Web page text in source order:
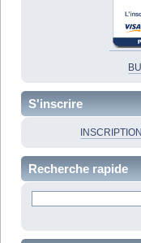
S'inscrire
Recherche rapide